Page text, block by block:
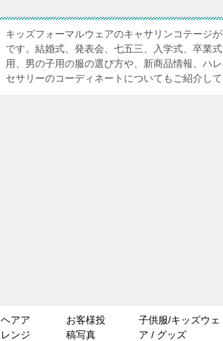
キッズフォーマルウェアのキャサリンコテージ
です。結婚式、発表会、七五三、入学式、卒業
用、男の子用の服の選び方や、新商品情報、ハ
セサリーのコーディネートについてもご紹介し
ヘアア
レンジ
お客様投
稿写真
子供服/キッズウェ
ア / グッズ